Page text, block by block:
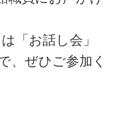
「お話し会」
、ぜひご参加く